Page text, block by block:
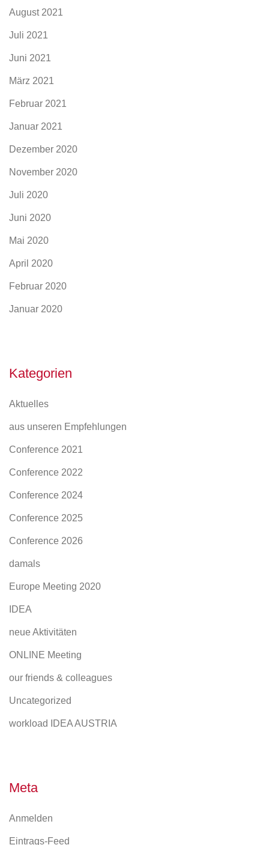
August 2021
Juli 2021
Juni 2021
März 2021
Februar 2021
Januar 2021
Dezember 2020
November 2020
Juli 2020
Juni 2020
Mai 2020
April 2020
Februar 2020
Januar 2020
Kategorien
Aktuelles
aus unseren Empfehlungen
Conference 2021
Conference 2022
Conference 2024
Conference 2025
Conference 2026
damals
Europe Meeting 2020
IDEA
neue Aktivitäten
ONLINE Meeting
our friends & colleagues
Uncategorized
workload IDEA AUSTRIA
Meta
Anmelden
Eintrags-Feed